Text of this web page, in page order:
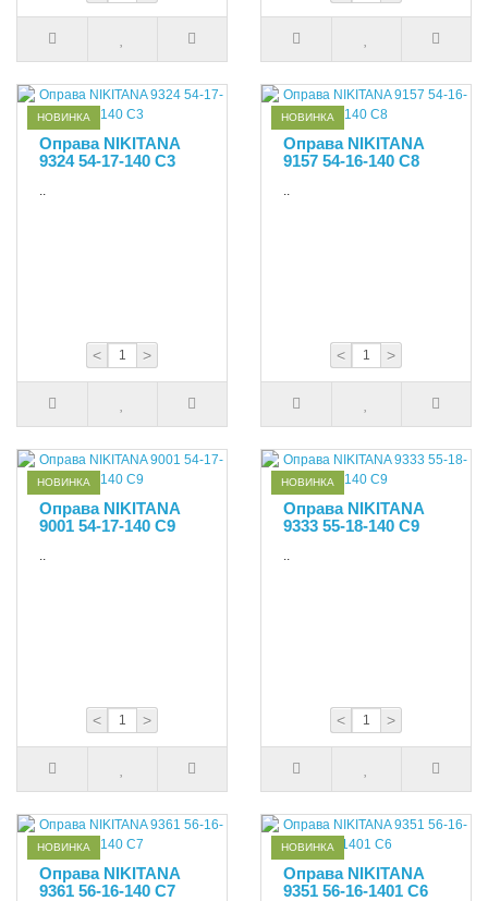
НОВИНКА
Оправа NIKITANA
9324 54-17-140 C3
..
< >
НОВИНКА
Оправа NIKITANA
9157 54-16-140 C8
..
< >
НОВИНКА
Оправа NIKITANA
9001 54-17-140 C9
..
< >
НОВИНКА
Оправа NIKITANA
9333 55-18-140 C9
..
< >
НОВИНКА
Оправа NIKITANA
9361 56-16-140 С7
НОВИНКА
Оправа NIKITANA
9351 56-16-1401 С6